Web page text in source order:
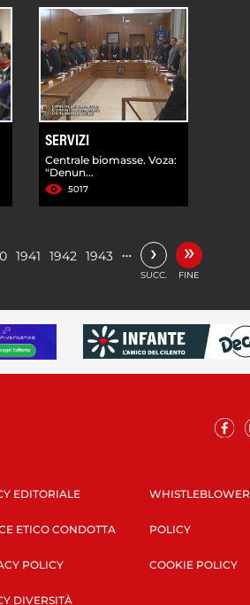
SERVIZI
Centrale biomasse. Voza:
"Denun...
5017
1941 1942 1943 … ›
SUCC.
»
FINE
EDITORIALE
ETICO CONDOTTA
POLICY
DIVERSITÀ
WHISTLEBLOWER
POLICY
COOKIE POLICY